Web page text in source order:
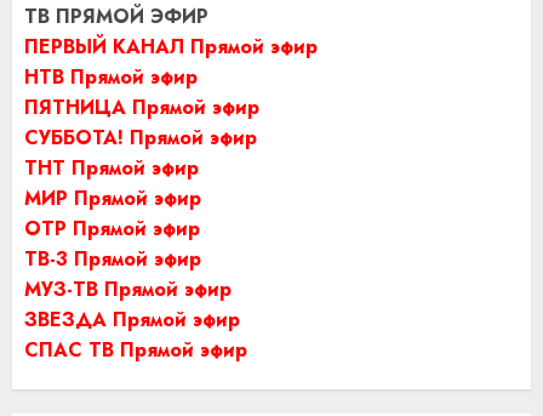
ТВ ПРЯМОЙ ЭФИР
ПЕРВЫЙ КАНАЛ Прямой эфир
НТВ Прямой эфир
ПЯТНИЦА Прямой эфир
СУББОТА! Прямой эфир
ТНТ Прямой эфир
МИР Прямой эфир
ОТР Прямой эфир
ТВ-3 Прямой эфир
МУЗ-ТВ Прямой эфир
ЗВЕЗДА Прямой эфир
СПАС ТВ Прямой эфир